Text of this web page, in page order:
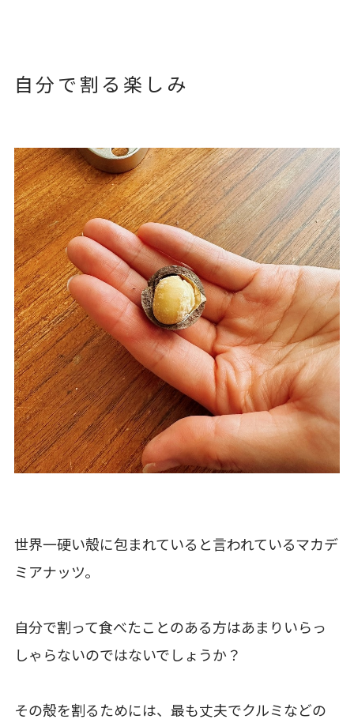
自分で割る楽しみ
世界一硬い殻に包まれていると言われているマカデ
ミアナッツ。
自分で割って食べたことのある方はあまりいらっ
しゃらないのではないでしょうか？
その殻を割るためには、最も丈夫でクルミなどの